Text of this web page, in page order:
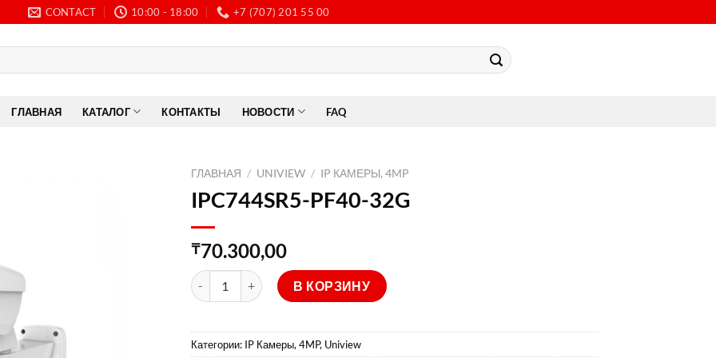
CONTACT 10:00 - 18:00 +7 (707) 201 55 00
ГЛАВНАЯ КАТАЛОГ КОНТАКТЫ НОВОСТИ FAQ
ГЛАВНАЯ / UNIVIEW / IP КАМЕРЫ, 4MP
IPC744SR5-PF40-32G
₸70.300,00
Количество товара IPC744SR5-PF40-32G
В КОРЗИНУ
Категории: IP Камеры, 4MP, Uniview